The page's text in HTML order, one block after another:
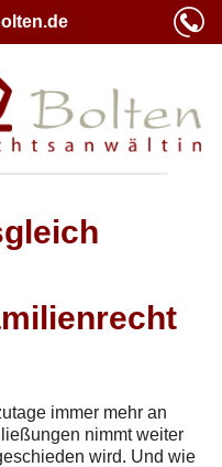
immer mehr an
nimmt weiter
wird. Und wie